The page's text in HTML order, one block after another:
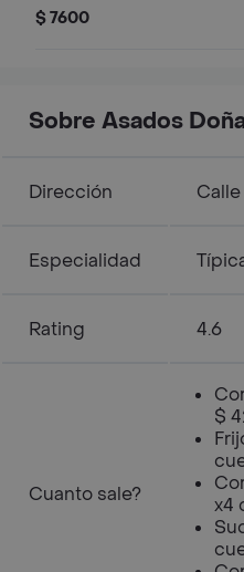
$ 7600
Sobre Asados
Dirección Calle
Especialidad
Rating 4.6
Cuanto sale?
$
x4